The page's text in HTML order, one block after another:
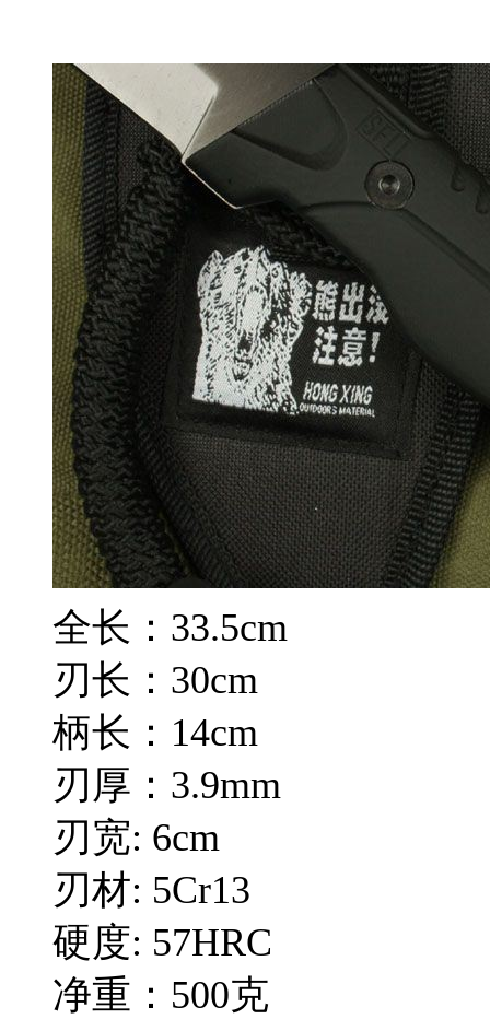
全长：33.5cm
刃长：30cm
柄长：14cm
刃厚：3.9mm
刃宽: 6cm
刃材: 5Cr13
硬度: 57HRC
净重：500克